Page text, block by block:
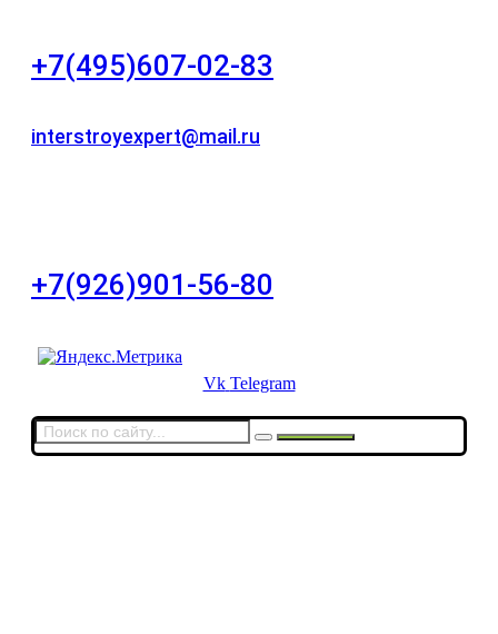
+7(495)607-02-83
interstroyexpert@mail.ru
+7(926)901-56-80
Vk Telegram